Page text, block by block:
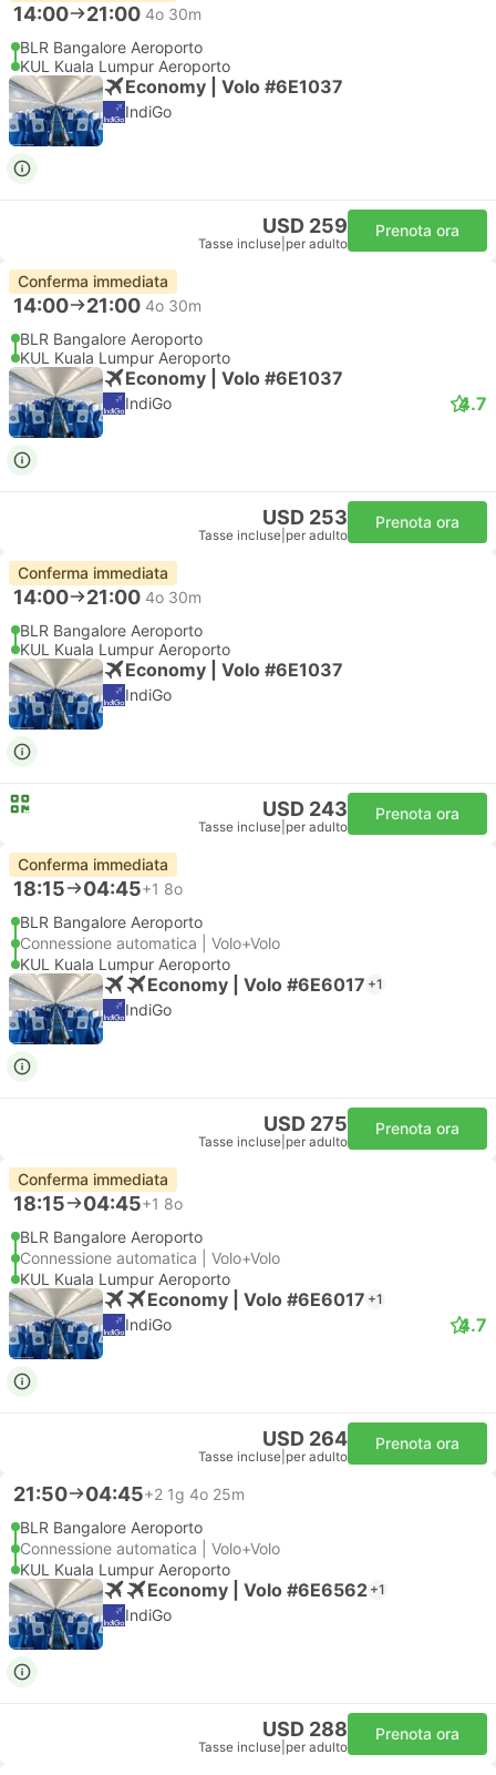
14:00 21:00 4o 30m
BLR Bangalore Aeroporto
KUL Kuala Lumpur Aeroporto
Economy | Volo #6E1037
IndiGo
USD 259
Tasse incluse per adulto
Prenota ora
Conferma immediata
14:00 21:00 4o 30m
BLR Bangalore Aeroporto
KUL Kuala Lumpur Aeroporto
Economy | Volo #6E1037
IndiGo 4.7
USD 253
Tasse incluse per adulto
Prenota ora
Conferma immediata
14:00 21:00 4o 30m
BLR Bangalore Aeroporto
KUL Kuala Lumpur Aeroporto
Economy | Volo #6E1037
IndiGo
USD 243
Tasse incluse per adulto
Prenota ora
Conferma immediata
18:15 04:45+1 8o
BLR Bangalore Aeroporto
Connessione automatica | Volo+Volo
KUL Kuala Lumpur Aeroporto
Economy | Volo #6E6017 +1
IndiGo
USD 275
Tasse incluse per adulto
Prenota ora
Conferma immediata
18:15 04:45+1 8o
BLR Bangalore Aeroporto
Connessione automatica | Volo+Volo
KUL Kuala Lumpur Aeroporto
Economy | Volo #6E6017 +1
IndiGo 4.7
USD 264
Tasse incluse per adulto
Prenota ora
21:50 04:45+2 1g 4o 25m
BLR Bangalore Aeroporto
Connessione automatica | Volo+Volo
KUL Kuala Lumpur Aeroporto
Economy | Volo #6E6562 +1
IndiGo
USD 288
Tasse incluse per adulto
Prenota ora